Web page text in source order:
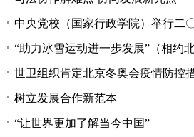
中央党校（国家行政学院）举行二
“助力冰雪运动进一步发展”（相约北
世卫组织肯定北京冬奥会疫情防控
树立发展合作新范本
“让世界更加了解当今中国”